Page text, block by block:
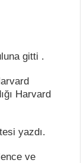
gitti .
Harvard
yazdı.
ve